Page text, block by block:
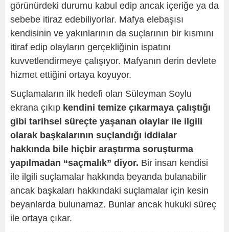
görünürdeki durumu kabul edip ancak içeriğe ya da
sebebe itiraz edebiliyorlar. Mafya elebaşısı
kendisinin ve yakınlarının da suçlarının bir kısmını
itiraf edip olayların gerçekliğinin ispatını
kuvvetlendirmeye çalışıyor. Mafyanın derin devlete
hizmet ettiğini ortaya koyuyor.
Suçlamaların ilk hedefi olan Süleyman Soylu
ekrana çıkıp kendini temize çıkarmaya çalıştığı
gibi tarihsel süreçte yaşanan olaylar ile ilgili
olarak başkalarının suçlandığı iddialar
hakkında bile hiçbir araştırma soruşturma
yapılmadan “saçmalık” diyor. Bir insan kendisi
ile ilgili suçlamalar hakkında beyanda bulanabilir
ancak başkaları hakkındaki suçlamalar için kesin
beyanlarda bulunamaz. Bunlar ancak hukuki süreç
ile ortaya çıkar.